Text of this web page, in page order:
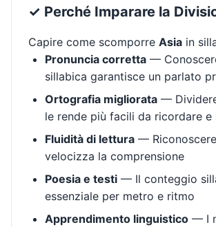
✓ Perché Imparare la
Capire come scomporre Asia in
Pronuncia corretta —
sillabica garantisce un parlato
Ortografia migliorata —
le rende più facili da ricordare e
Fluidità di lettura —
velocizza la comprensione
Poesia e testi — Il conteggio
essenziale per metro e ritmo
Apprendimento linguistico — I